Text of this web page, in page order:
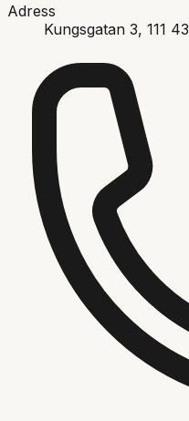
Adress
Kungsgatan 3, 111 43